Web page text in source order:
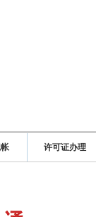
许可证办理